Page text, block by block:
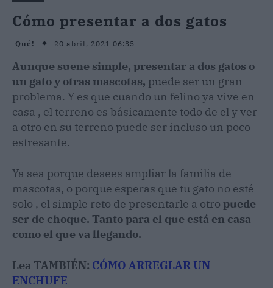
Cómo presentar a dos gatos
Qué! 20 abril, 2021 06:35
Aunque suene simple, presentar a dos gatos o
un gato y otras mascotas, puede ser un gran
problema. Y es que cuando un felino ya vive en
casa , el terreno es básicamente todo de el y ver
a otro en su terreno puede ser incluso un poco
estresante.
Ya sea porque desees ampliar la familia de
mascotas, o porque esperas que tu gato no esté
solo , el simple reto de presentarle a otro puede
ser de choque. Tanto para el que está en casa
como el que va llegando.
Lea TAMBIÉN: CÓMO ARREGLAR UN
ENCHUFE